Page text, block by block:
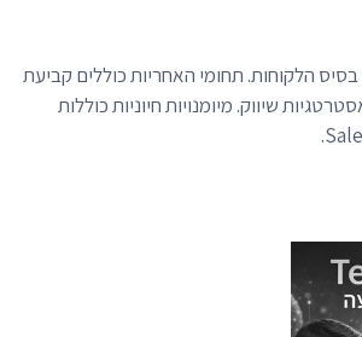
הלקוחות. תחומי האחריות כוללים קביעת
שיווק. מיומנויות חיוניות כוללות